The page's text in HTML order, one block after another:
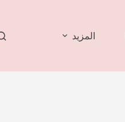
المزيد